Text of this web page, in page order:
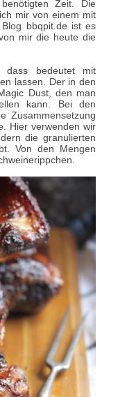
Zeit. Die
mir von einem mit
bbqpit.de ist es
mir die heute die
bedeutet mit
lassen. Der in den
Dust, den man
kann. Bei den
Zusammensetzung
Hier verwenden wir
die granulierten
Von den Mengen